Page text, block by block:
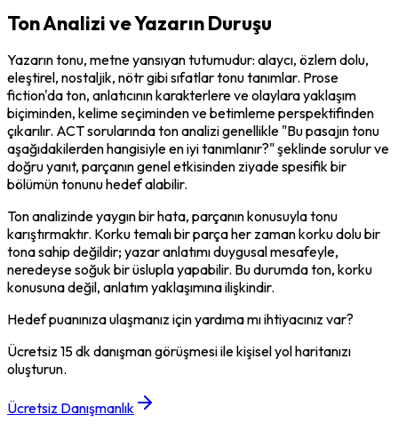
Ton Analizi ve Yazarın Duruşu
Yazarın tonu, metne yansıyan tutumudur: alaycı, özlem dolu,
eleştirel, nostaljik, nötr gibi sıfatlar tonu tanımlar. Prose
fiction'da ton, anlatıcının karakterlere ve olaylara yaklaşım
biçiminden, kelime seçiminden ve betimleme perspektifinden
çıkarılır. ACT sorularında ton analizi genellikle "Bu pasajın tonu
aşağıdakilerden hangisiyle en iyi tanımlanır?" şeklinde sorulur ve
doğru yanıt, parçanın genel etkisinden ziyade spesifik bir
bölümün tonunu hedef alabilir.
Ton analizinde yaygın bir hata, parçanın konusuyla tonu
karıştırmaktır. Korku temalı bir parça her zaman korku dolu bir
tona sahip değildir; yazar anlatımı duygusal mesafeyle,
neredeyse soğuk bir üslupla yapabilir. Bu durumda ton, korku
konusuna değil, anlatım yaklaşımına ilişkindir.
Hedef puanınıza ulaşmanız için yardıma mı ihtiyacınız var?
Ücretsiz 15 dk danışman görüşmesi ile kişisel yol haritanızı
oluşturun.
Ücretsiz Danışmanlık